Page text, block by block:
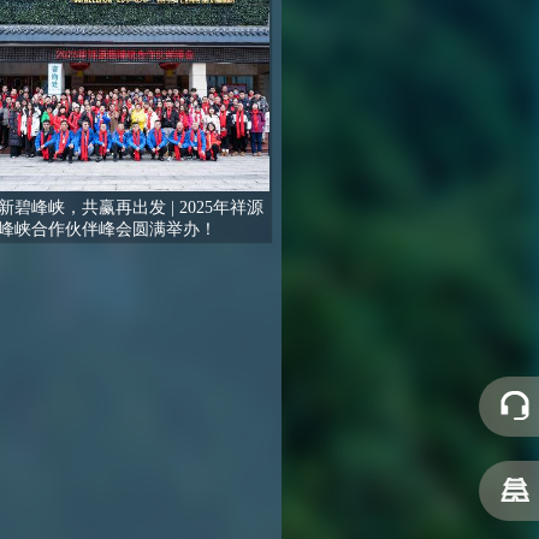
碧峰峡，共赢再出发 | 2025年祥源
峡合作伙伴峰会圆满举办！